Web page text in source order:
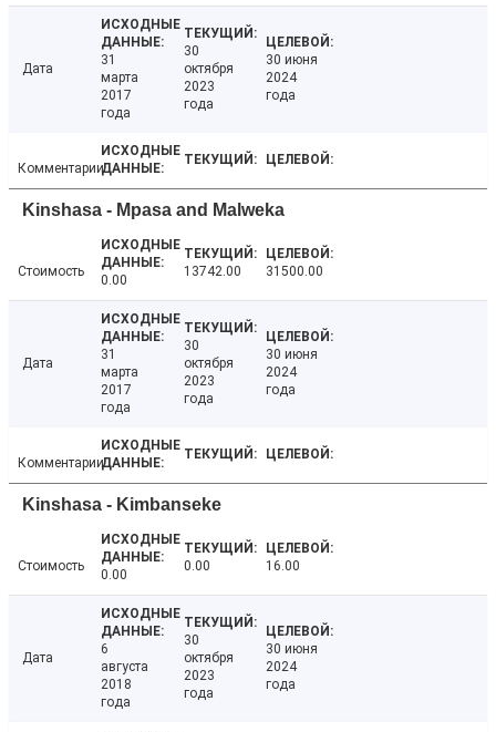
Дата
31
марта
2017
года
30
октября
2023
года
30 июня
2024
года
Комментарии
Kinshasa - Mpasa and Malweka
Стоимость
0.00
13742.00 31500.00
Дата
31
марта
2017
года
30
октября
2023
года
30 июня
2024
года
Комментарии
Kinshasa - Kimbanseke
Стоимость
0.00
0.00 16.00
Дата
6
августа
2018
года
30
октября
2023
года
30 июня
2024
года